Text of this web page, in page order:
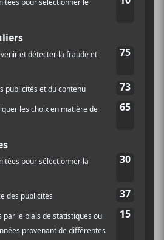
Guillaume Garant à la
Roy (Laura Sauvage
Les Hay